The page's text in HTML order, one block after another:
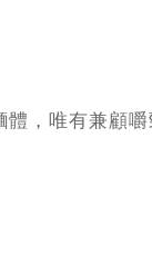
，唯有兼顧